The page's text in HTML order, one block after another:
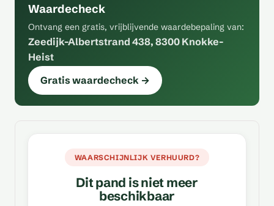
Waardecheck
Ontvang een gratis, vrijblijvende waardebepaling van:
Zeedijk-Albertstrand 438, 8300 Knokke-
Heist
Gratis waardecheck →
WAARSCHIJNLIJK VERHUURD?
Dit pand is niet meer
beschikbaar